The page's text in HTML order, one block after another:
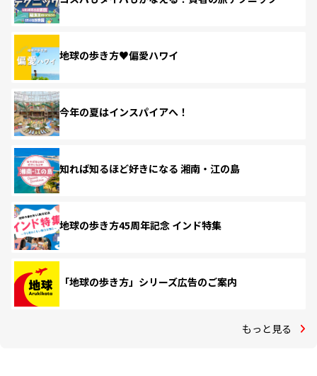
地球の歩き方♥偏愛ハワイ
今年の夏はインスパイアへ！
知れば知るほど好きになる 湘南・江の島
地球の歩き方45周年記念 インド特集
「地球の歩き方」シリーズ広告のご案内
もっと見る